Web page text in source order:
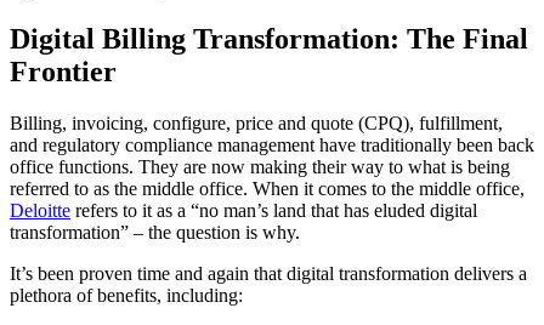
Digital Billing Transformation: The Final
Frontier
Billing, invoicing, configure, price and quote (CPQ), fulfillment,
and regulatory compliance management have traditionally been back
office functions. They are now making their way to what is being
referred to as the middle office. When it comes to the middle office,
Deloitte refers to it as a “no man’s land that has eluded digital
transformation” – the question is why.
It’s been proven time and again that digital transformation delivers a
plethora of benefits, including: